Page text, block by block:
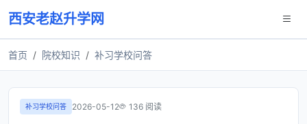
西安老赵升学网
首页 院校知识 补习学校问答
补习学校问答 2026-05-12 136 阅读